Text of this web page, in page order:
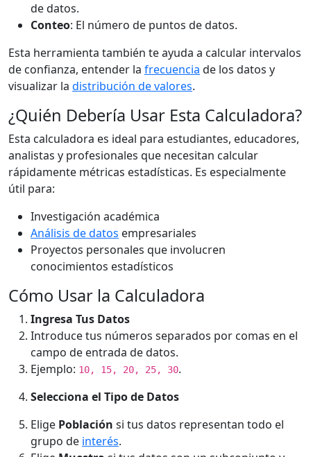
de datos.
Conteo: El número de puntos de datos.
Esta herramienta también te ayuda a calcular intervalos
de confianza, entender la frecuencia de los datos y
visualizar la distribución de valores.
¿Quién Debería Usar Esta Calculadora?
Esta calculadora es ideal para estudiantes, educadores,
analistas y profesionales que necesitan calcular
rápidamente métricas estadísticas. Es especialmente
útil para:
Investigación académica
Análisis de datos empresariales
Proyectos personales que involucren
conocimientos estadísticos
Cómo Usar la Calculadora
Ingresa Tus Datos
Introduce tus números separados por comas en el
campo de entrada de datos.
Ejemplo: 10, 15, 20, 25, 30.
Selecciona el Tipo de Datos
Elige Población si tus datos representan todo el
grupo de interés.